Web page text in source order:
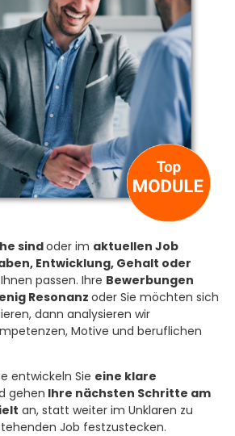
sindoder im aktuellen Job
Entwicklung, Gehalt oder
passen. Ihre Bewerbungen
Resonanz oder Sie möchten sich
dann analysieren wir
Motive und beruflichen
entwickeln Sie eine klare
gehen Ihre nächsten Schritte am
an, statt weiter im Unklaren zu
Job festzustecken.